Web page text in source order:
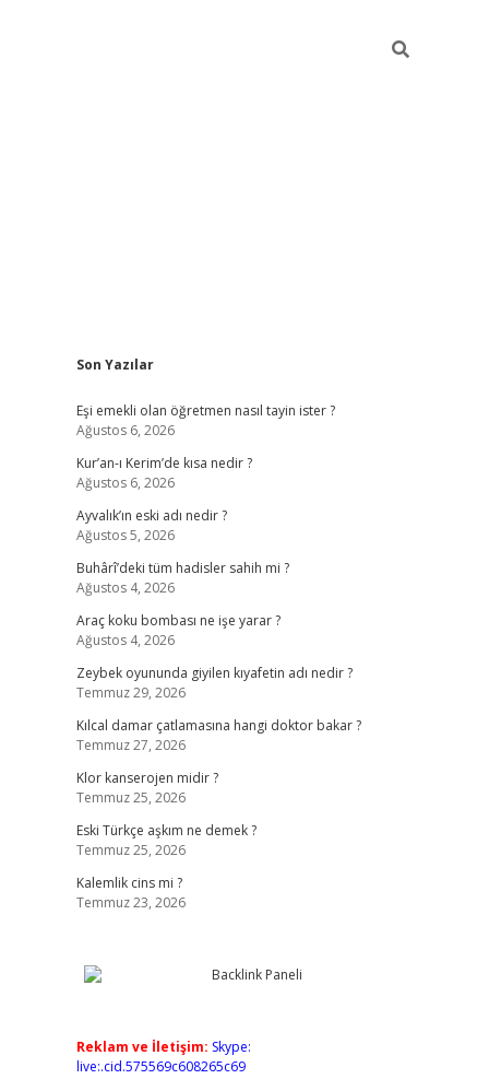
Sidebar
Son Yazılar
Eşi emekli olan öğretmen nasıl tayin ister ?
Ağustos 6, 2026
Kur’an-ı Kerim’de kısa nedir ?
Ağustos 6, 2026
Ayvalık’ın eski adı nedir ?
Ağustos 5, 2026
Buhârî’deki tüm hadisler sahih mi ?
Ağustos 4, 2026
Araç koku bombası ne işe yarar ?
Ağustos 4, 2026
Zeybek oyununda giyilen kıyafetin adı nedir ?
Temmuz 29, 2026
Kılcal damar çatlamasına hangi doktor bakar ?
Temmuz 27, 2026
Klor kanserojen midir ?
Temmuz 25, 2026
Eski Türkçe aşkım ne demek ?
Temmuz 25, 2026
Kalemlik cins mi ?
Temmuz 23, 2026
Reklam ve İletişim: Skype:
live:.cid.575569c608265c69